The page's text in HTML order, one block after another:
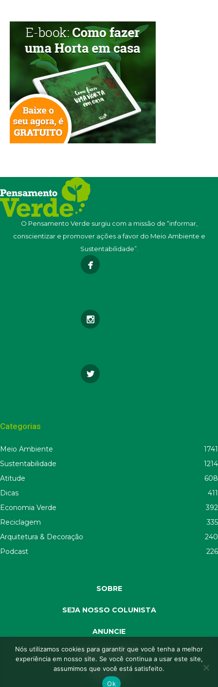
O Pensamento Verde surgiu com a missão de “informar,
conscientizar e promover ações a favor do Meio Ambiente e
Sustentabilidade”.
Categorias
Meio Ambiente
1741
Sustentabilidade
1214
Atitude
608
Dicas
411
Economia Verde
392
Reciclagem
335
Arquitetura & Decoração
240
Podcast
226
SOBRE
SEJA NOSSO COLUNISTA
ANUNCIE
SEJA APOIADOR
CONTATO
Nós utilizamos cookies para garantir que você tenha a melhor
experiência em nosso site. Se você continua a usar este site,
assumimos que você está satisfeito.
Ok